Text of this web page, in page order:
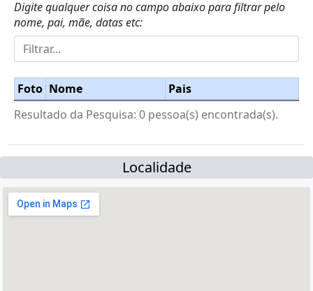
Digite qualquer coisa no campo abaixo para filtrar pelo
nome, pai, mãe, datas etc:
Foto Nome
Pais
Resultado da Pesquisa: 0 pessoa(s) encontrada(s).
Localidade